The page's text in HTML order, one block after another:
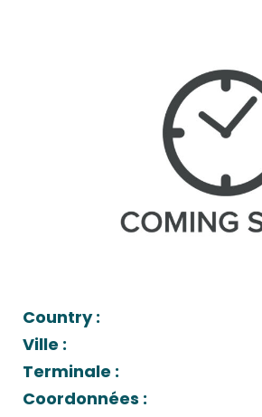
Country :
Ville :
Terminale :
Coordonnées :